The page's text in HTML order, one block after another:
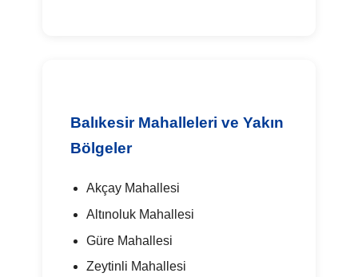
Balıkesir Mahalleleri ve Yakın
Bölgeler
Akçay Mahallesi
Altınoluk Mahallesi
Güre Mahallesi
Zeytinli Mahallesi